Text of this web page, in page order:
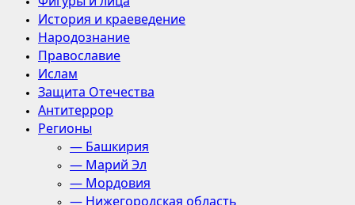
История и краеведение
Народознание
Православие
Ислам
Защита Отечества
Антитеррор
Регионы
— Башкирия
— Марий Эл
— Мордовия
— Нижегородская область